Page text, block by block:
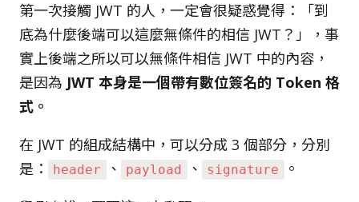
第一次接觸 JWT 的人，一定會很疑惑覺得：「到
底為什麼後端可以這麼無條件的相信 JWT？」，事
實上後端之所以可以無條件相信 JWT 中的內容，
是因為 JWT 本身是一個帶有數位簽名的 Token 格
式。
在 JWT 的組成結構中，可以分成 3 個部分，分別
是：
header 、 payload 、 signature
。